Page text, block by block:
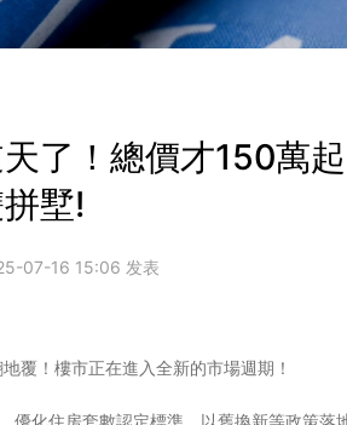
太
了！總價才150萬
墅!
07-16 15:06 发表
地覆！樓市正在進入全新的市場週期！